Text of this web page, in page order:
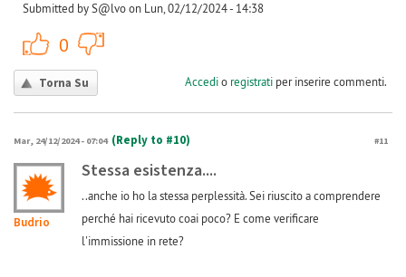
Submitted by S@lvo on Lun, 02/12/2024 - 14:38
0
Torna Su Accedio registratiper inserire commenti.
Mar, 24/12/2024 - 07:04 (Reply to #10) #11
Budrio
Stessa esistenza....
..anche io ho la stessa perplessità. Sei riuscito a comprendere
perché hai ricevuto coai poco? E come verificare
l'immissione in rete?